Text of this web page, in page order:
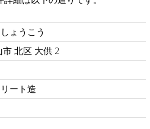
ょうこう
北区 大供 2
ート造